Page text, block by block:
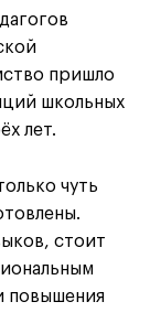
пришло
школьных
лет.
чуть
стоит
повышения